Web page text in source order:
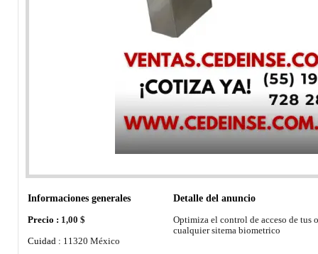
Informaciones generales
Precio : 1,00 $
Cuidad : 11320 México
Detalle del anuncio
Optimiza el control de acceso de tus
cualquier sitema biometrico